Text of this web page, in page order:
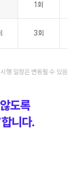
1회
3회
행 일정은 변동될 수 있음
도록
니다.